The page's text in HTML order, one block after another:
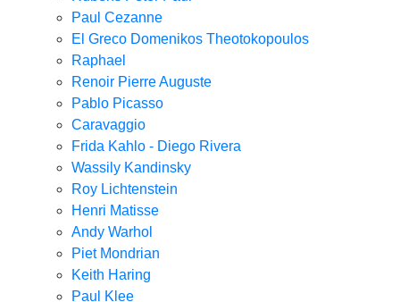
Paul Cezanne
El Greco Domenikos Theotokopoulos
Raphael
Renoir Pierre Auguste
Pablo Picasso
Caravaggio
Frida Kahlo - Diego Rivera
Wassily Kandinsky
Roy Lichtenstein
Henri Matisse
Andy Warhol
Piet Mondrian
Keith Haring
Paul Klee